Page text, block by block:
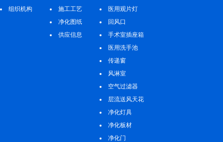
组织机构
施工工艺
净化图纸
供应信息
医用观片灯
回风口
手术室插座箱
医用洗手池
传递窗
风淋室
空气过滤器
层流送风天花
净化灯具
净化板材
净化门